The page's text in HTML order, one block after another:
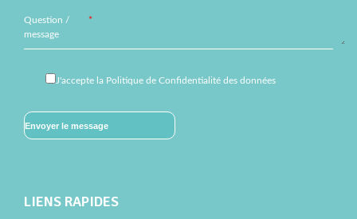
Question /
message
*
J'accepte la Politique de Confidentialité des données
LIENS RAPIDES